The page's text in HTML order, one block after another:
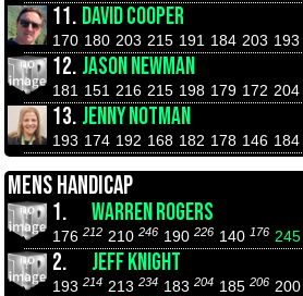
11. DAVID COOPER
170 180 203 215 191 184 203 193
12. JASON NEWMAN
181 151 216 215 198 179 172 204
13. JENNY NOTMAN
193 174 192 168 182 178 146 184
MENS HANDICAP
1.
WARREN ROGERS
176 212 210 246 190 226 140 176 245
2. JEFF KNIGHT
193 214 213 234 183 204 185 206 200